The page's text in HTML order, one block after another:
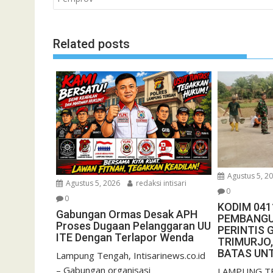
Related posts
Agustus 5, 2026
redaksi intisari
0
Gabungan Ormas Desak APH
Proses Dugaan Pelanggaran UU
ITE Dengan Terlapor Wenda
Lampung Tengah, Intisarinews.co.id
– Gabungan organisasi
Agustus 5,
0
KODIM
PERINTIS
BATAS